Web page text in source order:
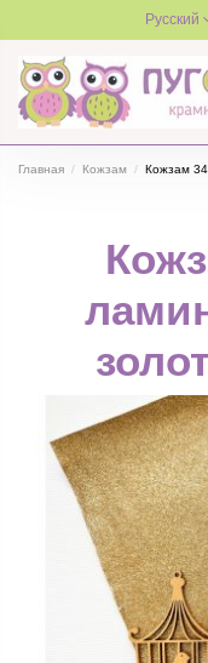
Русский
Главная Кожзам Кожзам